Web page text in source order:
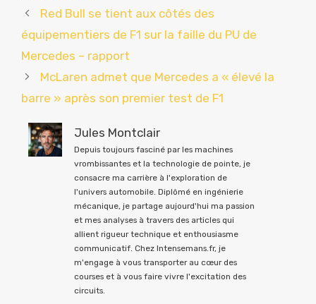
Red Bull se tient aux côtés des
équipementiers de F1 sur la faille du PU de
Mercedes – rapport
McLaren admet que Mercedes a « élevé la
barre » après son premier test de F1
Jules Montclair
Depuis toujours fasciné par les machines
vrombissantes et la technologie de pointe, je
consacre ma carrière à l'exploration de
l'univers automobile. Diplômé en ingénierie
mécanique, je partage aujourd'hui ma passion
et mes analyses à travers des articles qui
allient rigueur technique et enthousiasme
communicatif. Chez Intensemans.fr, je
m'engage à vous transporter au cœur des
courses et à vous faire vivre l'excitation des
circuits.